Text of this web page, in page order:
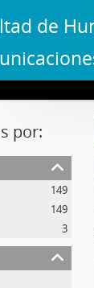
de
por:
149
149
3